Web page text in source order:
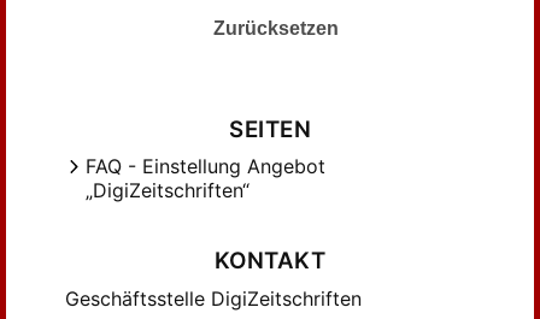
Zurücksetzen
SEITEN
FAQ - Einstellung Angebot
„DigiZeitschriften“
KONTAKT
Geschäftsstelle DigiZeitschriften